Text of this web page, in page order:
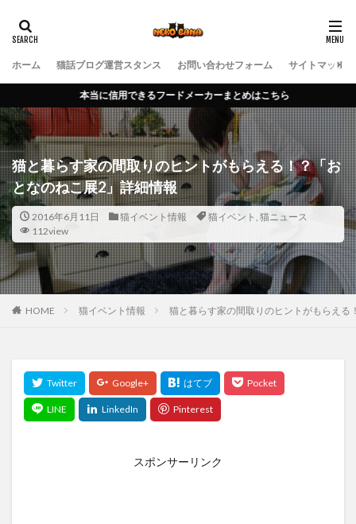
ホーム 猫話ブログ運営スタンス お問い合わせフォーム サイトマップ
本当に信用できるフードメーカーまとめはこちら
猫と暮らす家の間取りのヒントがもらえる！？「お
となのねこ展2」詳細情報
2016年6月11日 猫イベント情報 猫イベント , 猫ニュース
112view
HOME 猫イベント情報 猫と暮らす家の間取りのヒントがもらえる
スポンサーリンク